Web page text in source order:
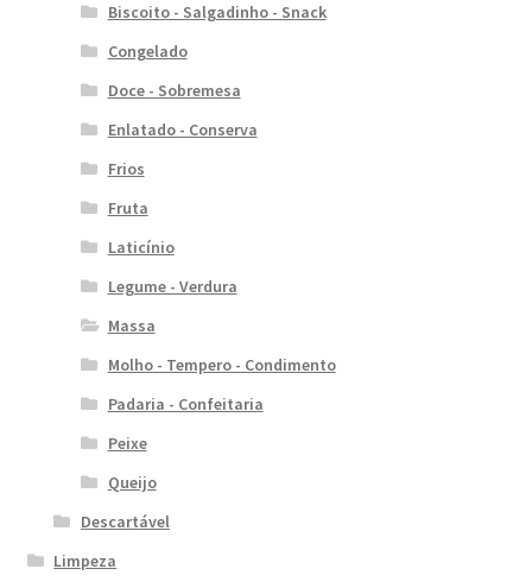
Biscoito - Salgadinho - Snack
Congelado
Doce - Sobremesa
Enlatado - Conserva
Frios
Fruta
Laticínio
Legume - Verdura
Massa
Molho - Tempero - Condimento
Padaria - Confeitaria
Peixe
Queijo
Descartável
Limpeza